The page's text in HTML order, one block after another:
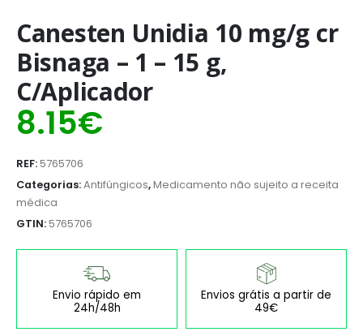
Canesten Unidia 10 mg/g cr
Bisnaga – 1 – 15 g,
C/Aplicador
8.15€
REF:5765706
Categorias:Antifúngicos,Medicamento não sujeito a receita
médica
GTIN:5765706
Envio rápido em
24h/48h
Envios grátis a partir de
49€